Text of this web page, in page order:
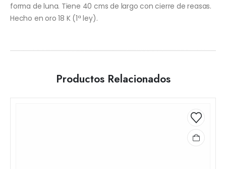
forma de luna. Tiene 40 cms de largo con cierre de reasas.
Hecho en oro 18 K (1ª ley).
Productos Relacionados